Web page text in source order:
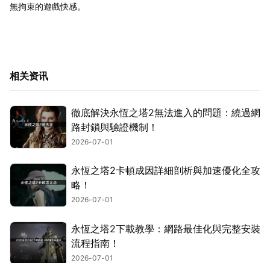
無拘束的遊戲快感。
相关资讯
徹底解決永恆之塔2無法進入的問題：繞過網
路封鎖與驗證機制！
2026-07-01
永恆之塔2卡頓成因詳細剖析與加速優化全攻
略！
2026-07-01
永恆之塔2下載教學：網路最佳化與完整安裝
流程指南！
2026-07-01